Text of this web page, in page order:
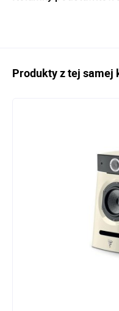
Produkty z tej samej